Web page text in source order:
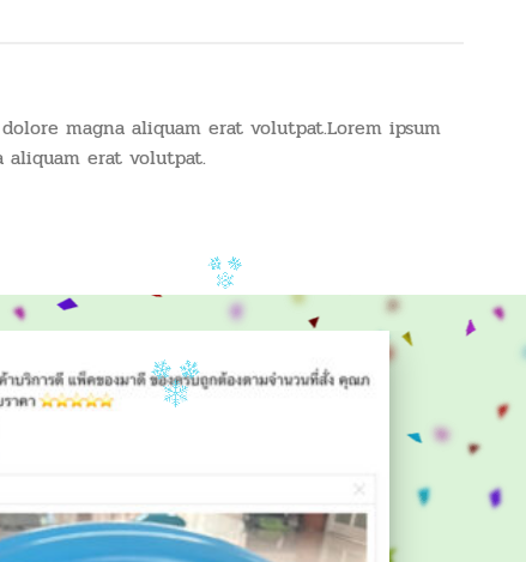
magna aliquam erat volutpat.Lorem ipsum
erat volutpat.